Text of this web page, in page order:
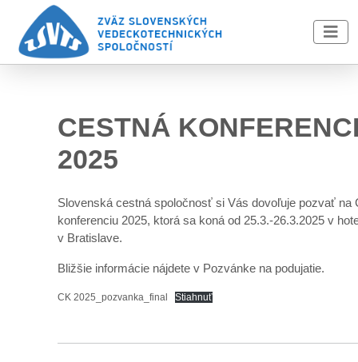
Skip to main content
CESTNÁ
2025
Slovenská cestná spoločnosť si Vás dovoľuje pozvať na
konferenciu 2025, ktorá sa koná od 25.3.-26.3.2025 v
v Bratislave.
Bližšie informácie nájdete v Pozvánke na podujatie.
CK 2025_pozvanka_final Stiahnuť